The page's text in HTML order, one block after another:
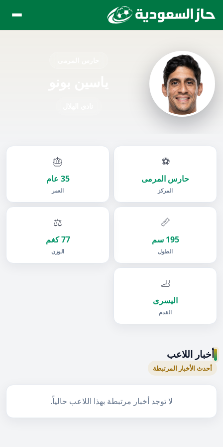
⚽
حارس المرمى
المركز
🎂
35 عام
العمر
📏
195 سم
الطول
⚖️
77 كغم
الوزن
🦶
اليسرى
القدم
أخبار اللاعب
أحدث الأخبار المرتبطة
لا توجد أخبار مرتبطة بهذا اللاعب حالياً.